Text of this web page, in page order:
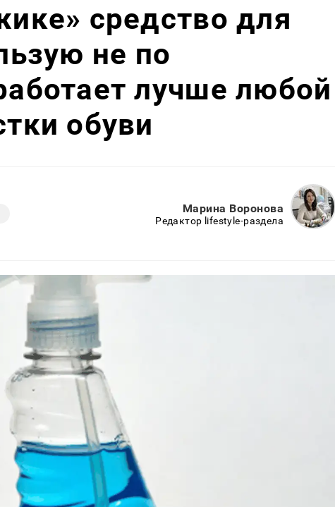
средство для
не по
лучше любой
обуви
Марина Воронова
Редактор lifestyle-раздела